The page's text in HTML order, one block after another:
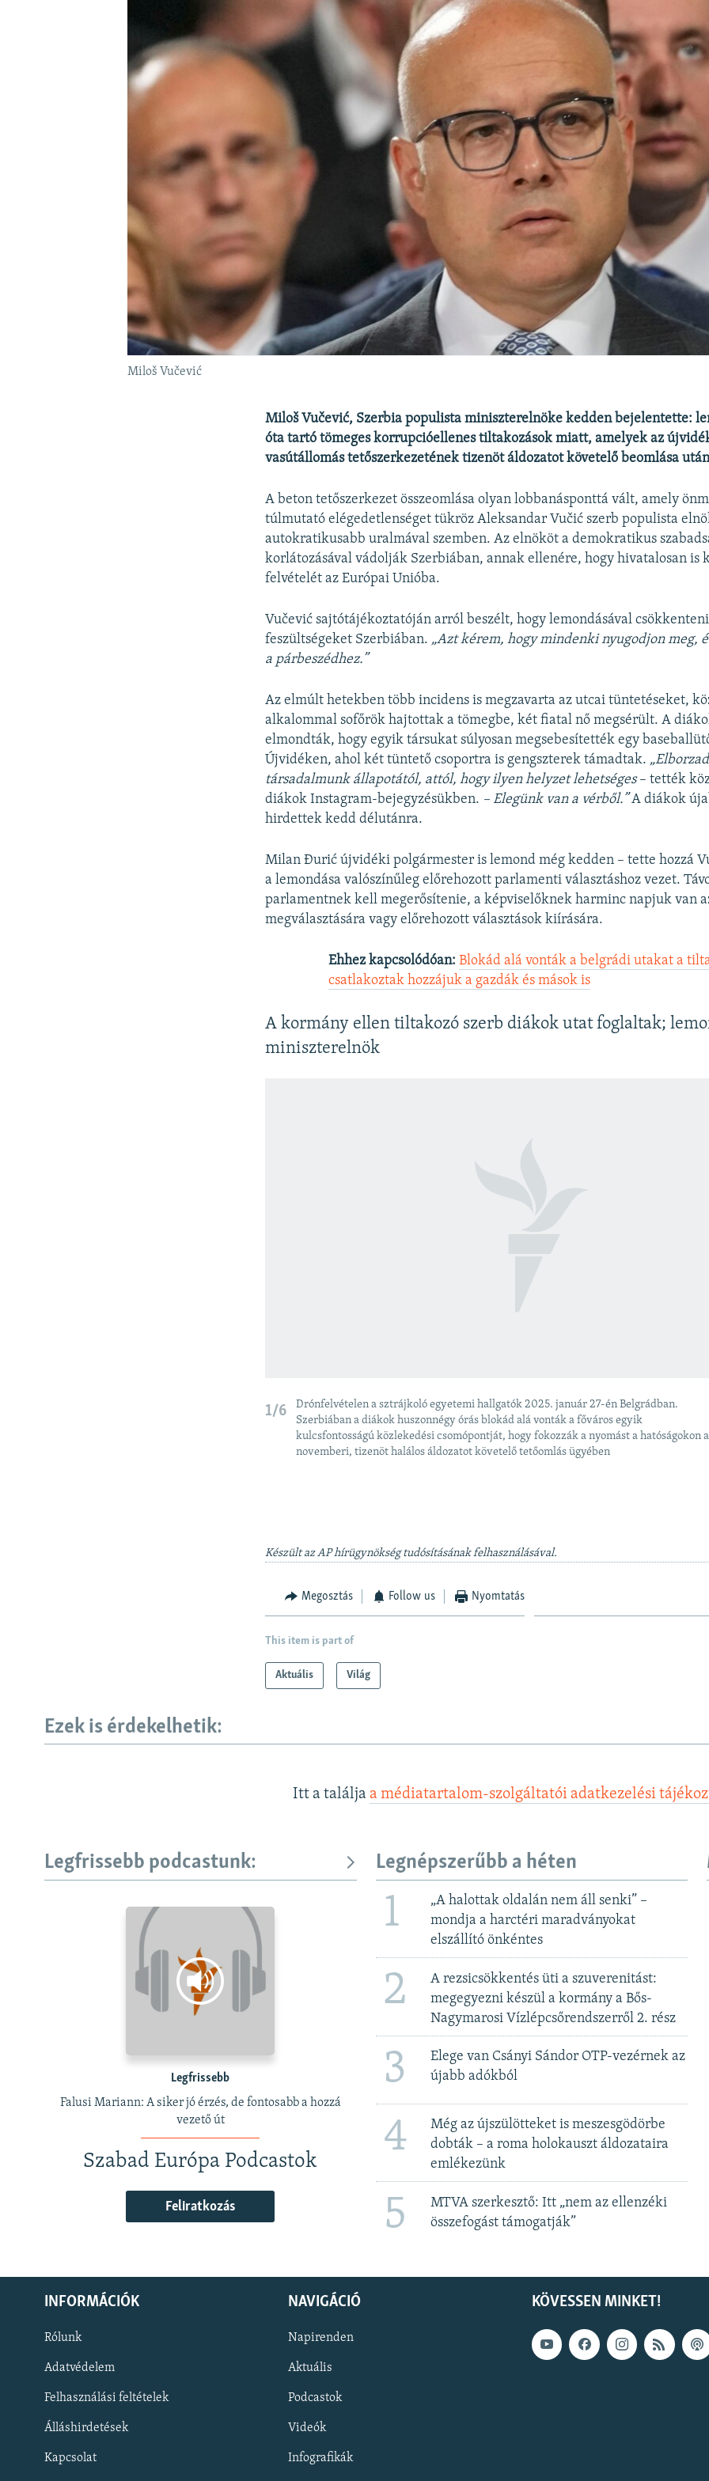
A MÚLT TANULSÁGAI
Miloš Vučević
Miloš Vučević, Szerbia populista miniszterelnöke kedden bejelentette:
óta tartó tömeges korrupcióellenes tiltakozások miatt, amelyek az
vasútállomás tetőszerkezetének tizenöt áldozatot követelő beomlása
A beton tetőszerkezet összeomlása olyan lobbanásponttá vált, amely
túlmutató elégedetlenséget tükröz Aleksandar Vučić szerb populista
autokratikusabb uralmával szemben. Az elnököt a demokratikus
korlátozásával vádolják Szerbiában, annak ellenére, hogy hivatalosan is
felvételét az Európai Unióba.
Vučević sajtótájékoztatóján arról beszélt, hogy lemondásával
feszültségeket Szerbiában. „Azt kérem, hogy mindenki nyugodjon meg,
a párbeszédhez.”
Az elmúlt hetekben több incidens is megzavarta az utcai tüntetéseket,
alkalommal sofőrök hajtottak a tömegbe, két fiatal nő megsérült. A
elmondták, hogy egyik társukat súlyosan megsebesítették egy
Újvidéken, ahol két tüntető csoportra is gengszterek támadtak.
társadalmunk állapotától, attól, hogy ilyen helyzet lehetséges– tették
diákok Instagram-bejegyzésükben. – Elegünk van a vérből.”A diákok
hirdettek kedd délutánra.
Milan Đurić újvidéki polgármester is lemond még kedden – tette hozzá
a lemondása valószínűleg előrehozott parlamenti választáshoz vezet.
parlamentnek kell megerősítenie, a képviselőknek harminc napjuk van
megválasztására vagy előrehozott választások kiírására.
Ehhez kapcsolódóan: Blokád alá vonták a belgrádi utakat a
csatlakoztak hozzájuk a gazdák és mások is
A kormány ellen tiltakozó szerb diákok utat foglaltak;
miniszterelnök
1/6
Drónfelvételen a sztrájkoló egyetemi hallgatók 2025. január 27-én Belgrádban.
Szerbiában a diákok huszonnégy órás blokád alá vonták a főváros egyik
kulcsfontosságú közlekedési csomópontját, hogy fokozzák a nyomást a hatóságokon a
novemberi, tizenöt halálos áldozatot követelő tetőomlás ügyében
Készült az AP hírügynökség tudósításának felhasználásával.
Megosztás Follow us Nyomtatás
This item is part of
Aktuális Világ
Ezek is érdekelhetik:
Itt a találja a médiatartalom-szolgáltatói adatkezelési
Legfrissebb podcastunk:
Legfrissebb
Falusi Mariann: A siker jó érzés, de fontosabb a hozzá
vezető út
Szabad Európa Podcastok
Feliratkozás
Legnépszerűbb a héten
1
„A halottak oldalán nem áll senki” –
mondja a harctéri maradványokat
elszállító önkéntes
2
A rezsicsökkentés üti a szuverenitást:
megegyezni készül a kormány a Bős-
Nagymarosi Vízlépcsőrendszerről 2. rész
3
Elege van Csányi Sándor OTP-vezérnek az
újabb adókból
4
Még az újszülötteket is meszesgödörbe
dobták – a roma holokauszt áldozataira
emlékezünk
5
MTVA szerkesztő: Itt „nem az ellenzéki
összefogást támogatják”
KÖVESSEN MINKET!
INFORMÁCIÓK
Rólunk
Adatvédelem
Felhasználási feltételek
Álláshirdetések
Kapcsolat
NAVIGÁCIÓ
Napirenden
Aktuális
Podcastok
Videók
Infografikák